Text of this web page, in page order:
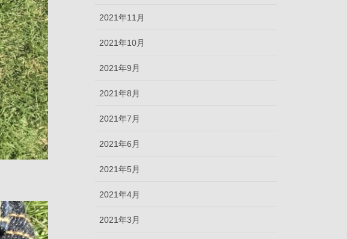
2021年11月
2021年10月
2021年9月
2021年8月
2021年7月
2021年6月
2021年5月
2021年4月
2021年3月